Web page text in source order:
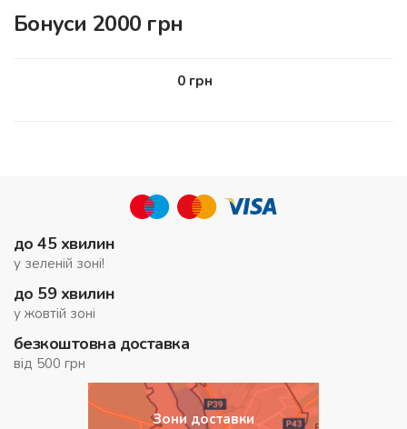
Бонуси 2000 грн
0грн
до 45 хвилин
у зеленій зоні!
до 59 хвилин
у жовтій зоні
безкоштовна доставка
від 500 грн
Зони доставки